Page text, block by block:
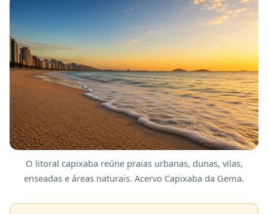
O litoral capixaba reúne praias urbanas, dunas, vilas,
enseadas e áreas naturais. Acervo Capixaba da Gema.